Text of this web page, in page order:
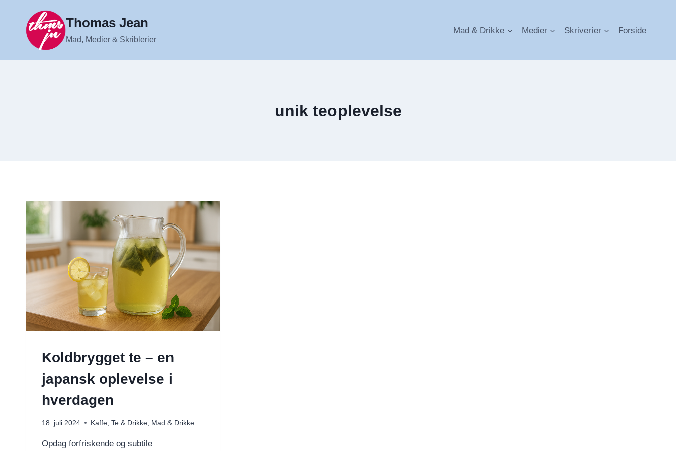
indhold
Thomas Jean
Mad, Medier & Skriblerier
Mad & Drikke Medier Skriverier Forside
unik teoplevelse
Koldbrygget te – en
japansk oplevelse i
hverdagen
18. juli 2024 Kaffe, Te & Drikke Mad & Drikke
Opdag forfriskende og subtile